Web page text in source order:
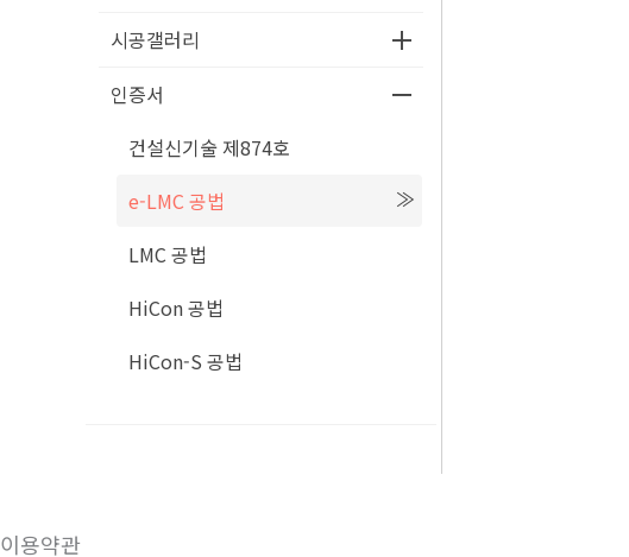
시공갤러리
인증서
건설신기술 제874호
e-LMC 공법
LMC 공법
HiCon 공법
HiCon-S 공법
이용약관